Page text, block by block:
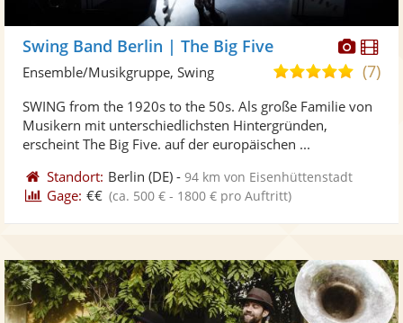
Fotos
Swing Band Berlin | The Big Five
5,0
5
(7)
Ensemble/Musikgruppe, Swing
SWING from the 1920s to the 50s. Als große Familie von
Musikern mit unterschiedlichsten Hintergründen,
erscheint The Big Five. auf der europäischen ...
Standort: Berlin (DE) -94 km von Eisenhüttenstadt
Gage: €€ (ca. 500 € - 1800 € pro Auftritt)